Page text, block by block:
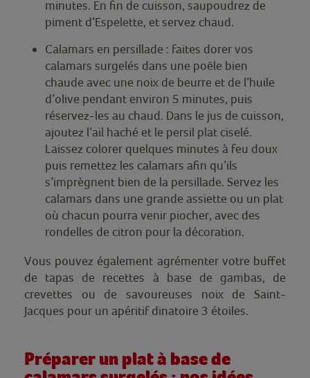
minutes. En fin de cuisson, saupoudrez de
piment d’Espelette, et servez chaud.
Calamars en persillade : faites dorer vos
calamars surgelés dans une poêle bien
chaude avec une noix de beurre et de l’huile
d’olive pendant environ 5 minutes, puis
réservez-les au chaud. Dans le jus de cuisson,
ajoutez l’ail haché et le persil plat ciselé.
Laissez colorer quelques minutes à feu doux
puis remettez les calamars afin qu’ils
s’imprègnent bien de la persillade. Servez les
calamars dans une grande assiette ou un plat
où chacun pourra venir piocher, avec des
rondelles de citron pour la décoration.
Vous pouvez également agrémenter votre buffet
de tapas de recettes à base de gambas, de
crevettes ou de savoureuses noix de Saint-
Jacques pour un apéritif dinatoire 3 étoiles.
Préparer un plat à base de